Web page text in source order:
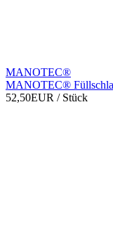
MANOTEC®
MANOTEC®
52,50EUR / Stück